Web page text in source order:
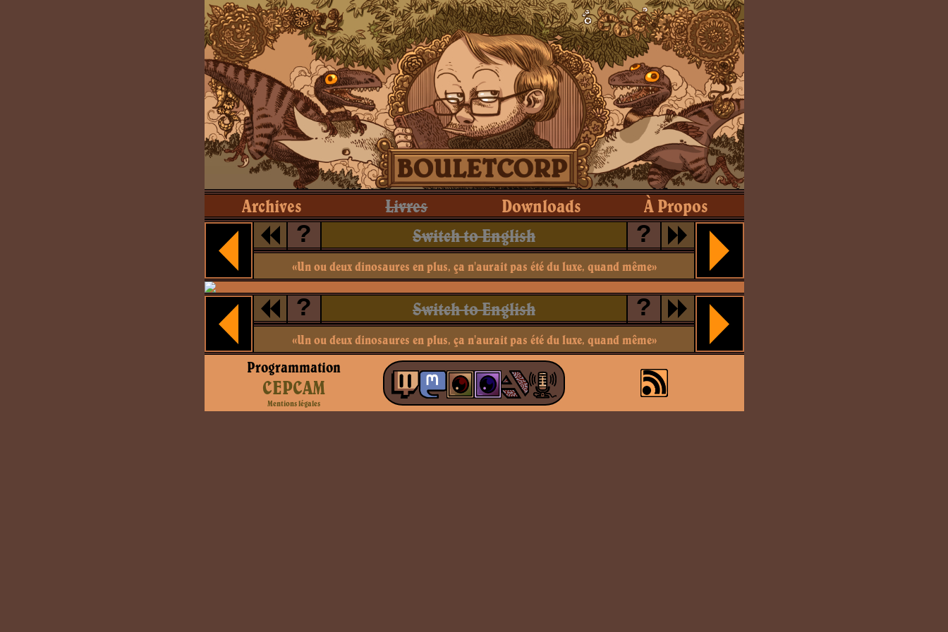
Archives Livres Downloads À Propos
? Switch to English ?
«Un ou deux dinosaures en plus, ça n'aurait pas été du luxe, quand même»
? Switch to English ?
«Un ou deux dinosaures en plus, ça n'aurait pas été du luxe, quand même»
Programmation
CEPCAM
Mentions légales